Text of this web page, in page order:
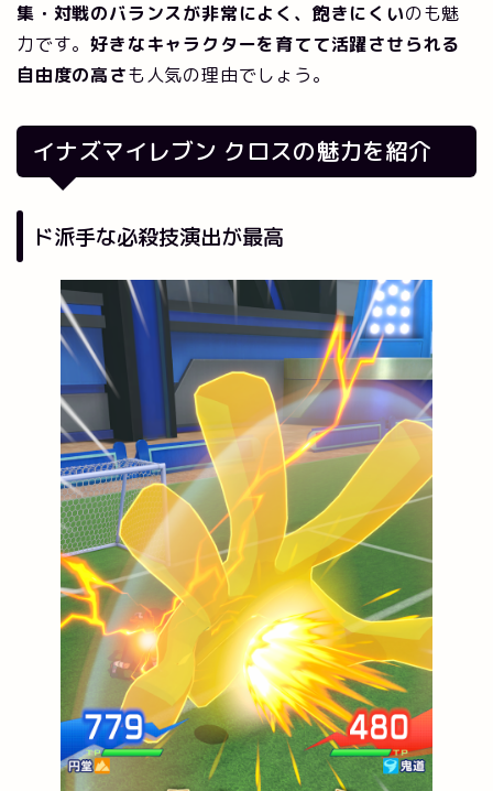
集・対戦のバランスが非常によく、飽きにくいのも魅
力です。好きなキャラクターを育てて活躍させられる
自由度の高さも人気の理由でしょう。
イナズマイレブン クロスの魅力を紹介
ド派手な必殺技演出が最高